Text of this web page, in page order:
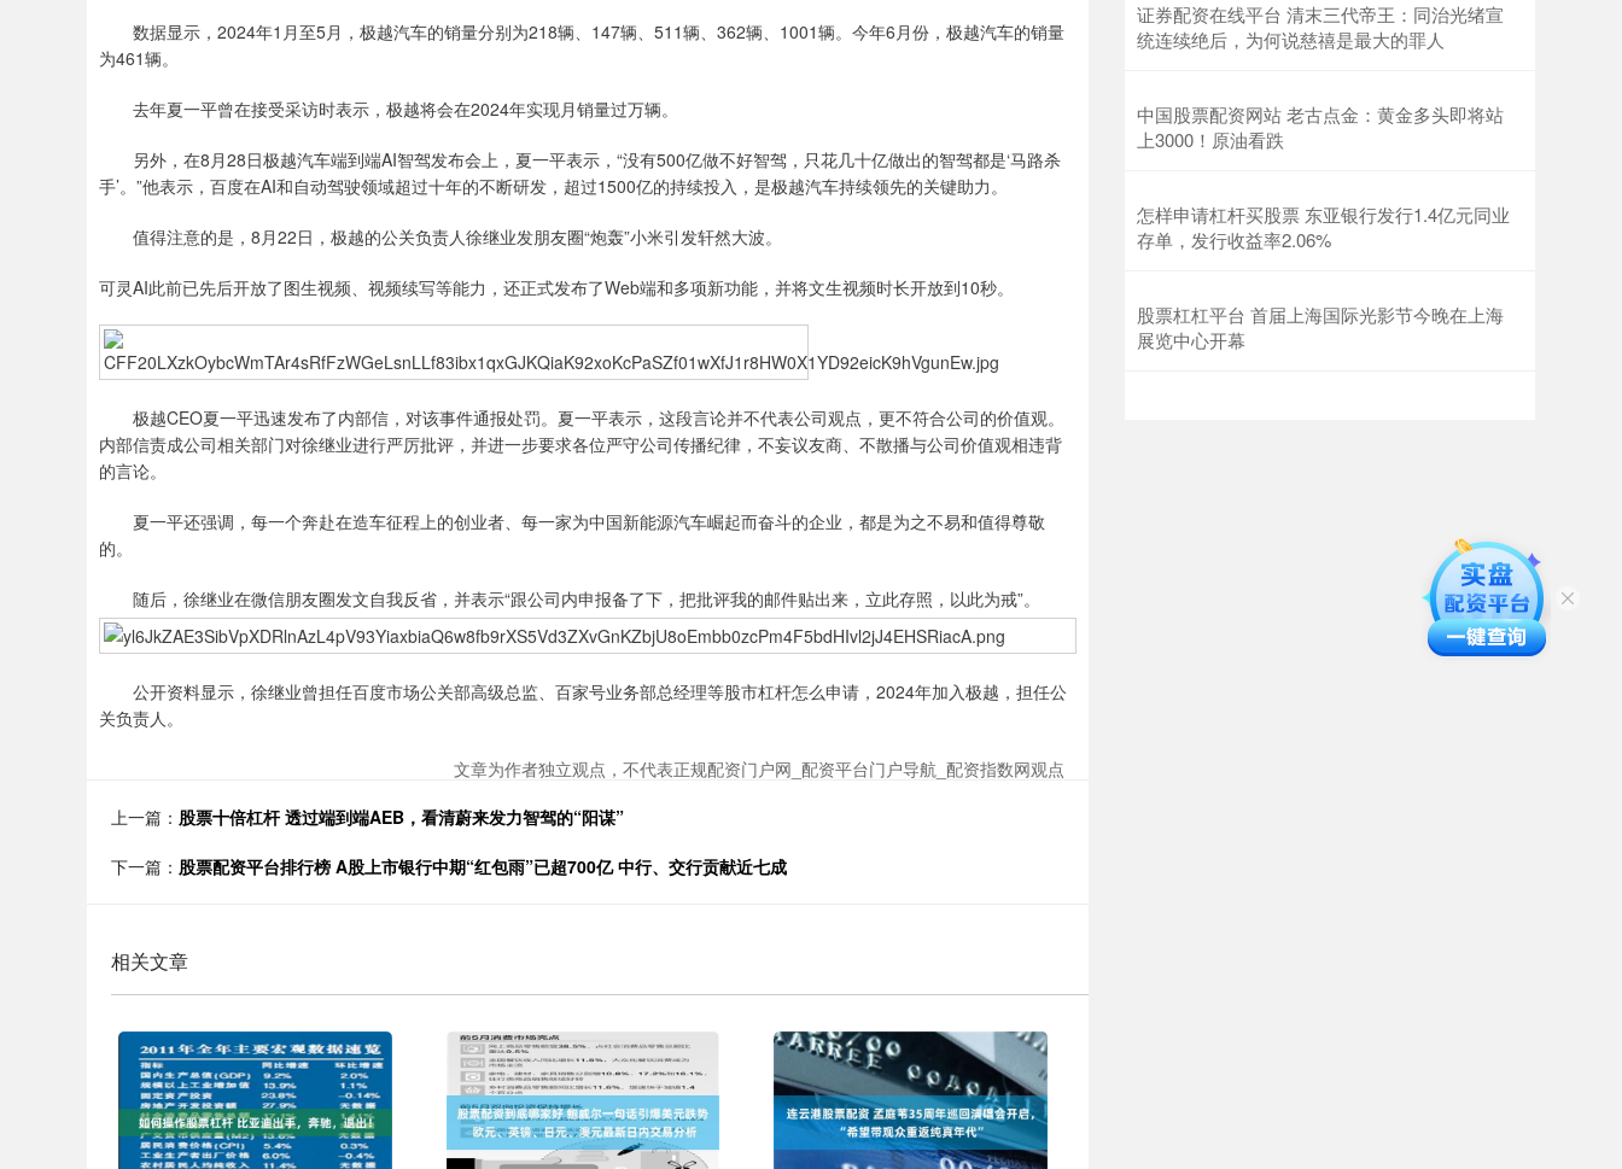
数据显示，2024年1月至5月，极越汽车的销量分别为218辆、147辆、511辆、362辆、1001辆。今年6月份，极越汽车的销量
为461辆。
去年夏一平曾在接受采访时表示，极越将会在2024年实现月销量过万辆。
另外，在8月28日极越汽车端到端AI智驾发布会上，夏一平表示，“没有500亿做不好智驾，只花几十亿做出的智驾都是‘马路杀
手’。”他表示，百度在AI和自动驾驶领域超过十年的不断研发，超过1500亿的持续投入，是极越汽车持续领先的关键助力。
值得注意的是，8月22日，极越的公关负责人徐继业发朋友圈“炮轰”小米引发轩然大波。
可灵AI此前已先后开放了图生视频、视频续写等能力，还正式发布了Web端和多项新功能，并将文生视频时长开放到10秒。
极越CEO夏一平迅速发布了内部信，对该事件通报处罚。夏一平表示，这段言论并不代表公司观点，更不符合公司的价值观。
内部信责成公司相关部门对徐继业进行严厉批评，并进一步要求各位严守公司传播纪律，不妄议友商、不散播与公司价值观相违背
的言论。
夏一平还强调，每一个奔赴在造车征程上的创业者、每一家为中国新能源汽车崛起而奋斗的企业，都是为之不易和值得尊敬
的。
随后，徐继业在微信朋友圈发文自我反省，并表示“跟公司内申报备了下，把批评我的邮件贴出来，立此存照，以此为戒”。
公开资料显示，徐继业曾担任百度市场公关部高级总监、百家号业务部总经理等股市杠杆怎么申请，2024年加入极越，担任公
关负责人。
文章为作者独立观点，不代表正规配资门户网_配资平台门户导航_配资指数网观点
上一篇： 股票十倍杠杆 透过端到端AEB，看清蔚来发力智驾的“阳谋”
下一篇： 股票配资平台排行榜 A股上市银行中期“红包雨”已超700亿 中行、交行贡献近七成
相关文章
证券配资在线平台 清末三代帝王：同治光绪宣
统连续绝后，为何说慈禧是最大的罪人
中国股票配资网站 老古点金：黄金多头即将站
上3000！原油看跌
怎样申请杠杆买股票 东亚银行发行1.4亿元同业
存单，发行收益率2.06%
股票杠杠平台 首届上海国际光影节今晚在上海
展览中心开幕